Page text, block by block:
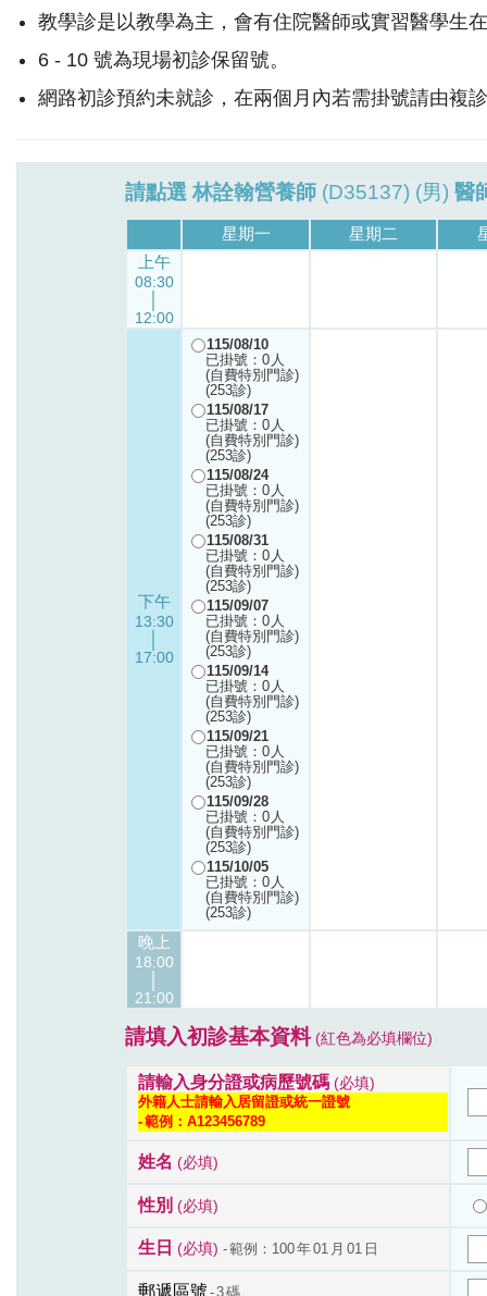
教學診是以教學為主，會有住院醫師或實習醫學生
6 - 10 號為現場初診保留號。
網路初診預約未就診，在兩個月內若需掛號請由複